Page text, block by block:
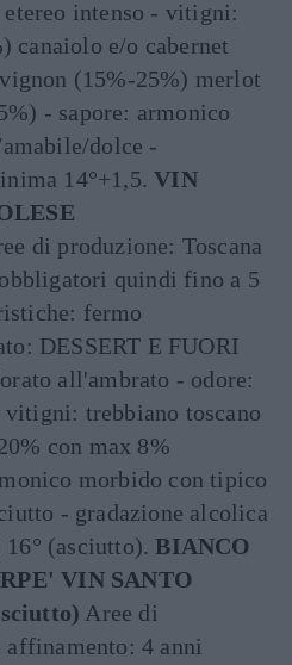
intenso - vitigni:
canaiolo e/o cabernet
(15%-25%) merlot
- sapore: armonico
dolce -
14°+1,5.VIN
di produzione: Toscana
quindi fino a 5
fermo
DESSERT E FUORI
all'ambrato - odore:
trebbiano toscano
con max 8%
morbido con tipico
- gradazione alcolica
16° (asciutto).BIANCO
VIN SANTO
Aree di
affinamento: 4 anni